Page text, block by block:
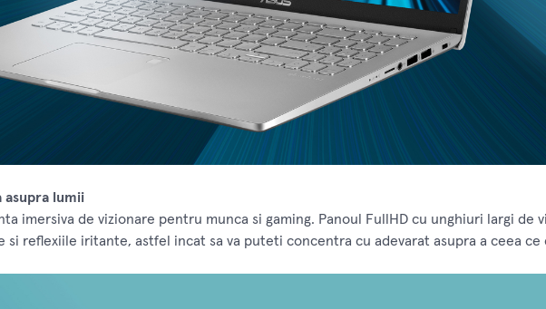
asupra lumii
imersiva de vizionare pentru munca si gaming. Panoul FullHD cu unghiuri largi de
reflexiile iritante, astfel incat sa va puteti concentra cu adevarat asupra a ceea ce